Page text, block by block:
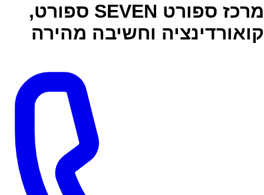
מרכז ספורט SEVEN ספורט,
קואורדינציה וחשיבה מהירה